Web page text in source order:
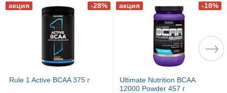
Rule 1 Active BCAA 375 г
Ultimate Nutrition BCAA
12000 Powder 457 г